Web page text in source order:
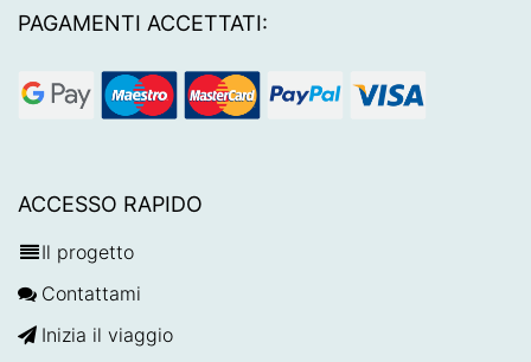
PAGAMENTI ACCETTATI:
ACCESSO RAPIDO
Il progetto
Contattami
Inizia il viaggio